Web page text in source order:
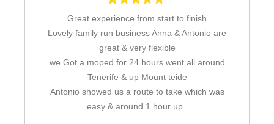
Great experience from start to finish
Lovely family run business Anna & Antonio are
great & very flexible
we Got a moped for 24 hours went all around
Tenerife & up Mount teide
Antonio showed us a route to take which was
easy & around 1 hour up .